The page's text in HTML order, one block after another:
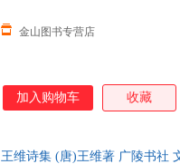
金山图书专营店
加入购物车 收藏
王维诗集 (唐)王维著 广陵书社